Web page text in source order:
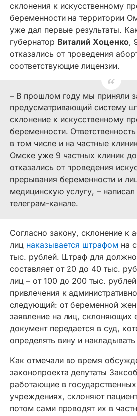
склонения к искусственному
беременности на территории
уже дал первые результаты.
губернатор Виталий Хоценко,
отказались от проведения
соответствующие лицензии.
– В прошлом году мы приняли
предусматривающий систему
склонение к искусственному
беременности.
в том числе и на частные
Омске уже 9 частных клиник
отказались от проведения
прерывания беременности и
медицинскую услугу, –
телеграм-канале.
Согласно закону, склонение к
лиц наказывается штрафом на
тыс. рублей. Штраф для
составляет от 20 до 40 тыс.
лиц – от 100 до 200 тыс.
привлечения к
следующий: от беременной
заявление на лиц, склоняющих
документ передается в суд,
определять вину и накладывать
Как отмечали во время
законопроекта депутаты
работающие в
учреждениях, склоняют
потом сами проводят их в